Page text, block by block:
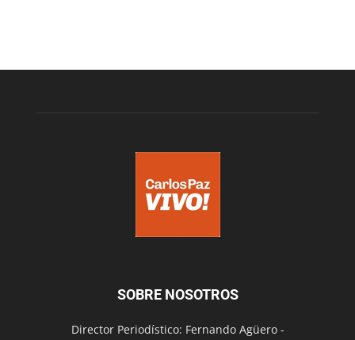
SOBRE NOSOTROS
Director Periodístico: Fernando Agüero -